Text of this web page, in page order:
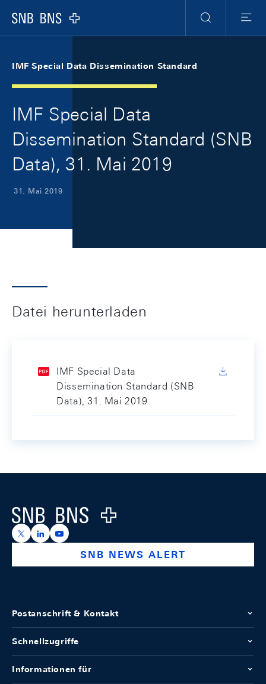
Logo
Suche
Menu
IMF Special Data Dissemination Standard
IMF Special Data
Dissemination Standard (SNB
Data), 31. Mai 2019
31. Mai 2019
Datei herunterladen
IMF Special Data
Dissemination Standard (SNB
Data), 31. Mai 2019
Logo
https://x.com/snb_bns
https://ch.linkedin.com/company/swiss-national-
https://www.youtube.com/@swissnationalbank
SNB NEWS ALERT
Postanschrift & Kontakt
Schnellzugriffe
Informationen für